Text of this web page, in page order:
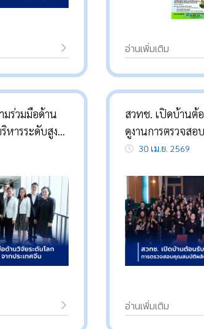
อ่านเพิ่มเติม
มร่วมมือด้าน
หารระดับสูง
สวทช. เปิดบ้านต้
ดูงานการตรวจ
และบริการนวัตกรร
30 เม.ย. 2569
อ่านเพิ่มเติม